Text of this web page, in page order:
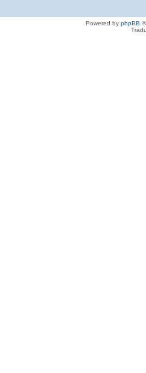
Powered by phpBB